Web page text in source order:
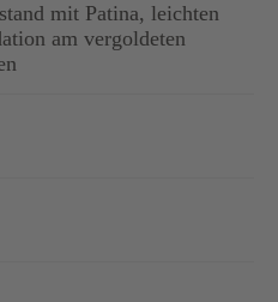
mit Patina, leichten
am vergoldeten